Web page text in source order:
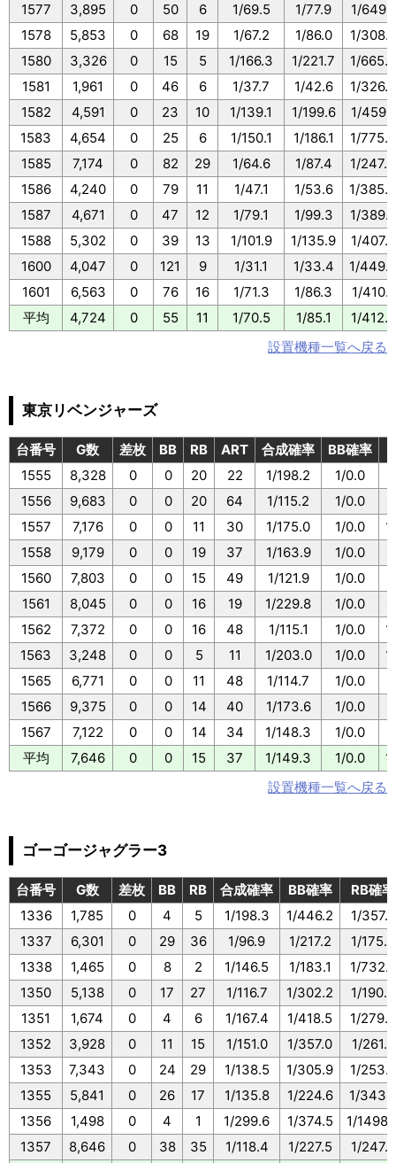
1577
3,895 0 50 6 1/69.5 1/77.9
1/649.1
1578
5,853 0 68 19 1/67.2 1/86.0
1/308.0
1580
3,326 0 15 5 1/166.3 1/221.7
1/665.2
1581
1,961 0 46 6 1/37.7 1/42.6
1/326.8
1582
4,591 0 23 10 1/139.1 1/199.6
1/459.1
1583
4,654 0 25 6 1/150.1 1/186.1
1/775.6
1585
7,174 0 82 29 1/64.6 1/87.4
1/247.3
1586
4,240 0 79 11 1/47.1 1/53.6
1/385.4
1587
4,671 0 47 12 1/79.1 1/99.3
1/389.2
1588
5,302 0 39 13 1/101.9 1/135.9
1/407.8
1600
4,047 0 121 9 1/31.1 1/33.4
1/449.6
1601
6,563 0 76 16 1/71.3 1/86.3
1/410.1
平均
4,724 0 55 11 1/70.5 1/85.1
1/412.0
設置機種一覧へ戻る
東京リベンジャーズ
台番号 G数 差枚 BB RB ART 合成確率 BB確率
1555
8,328 0 0 20 22 1/198.2 1/0.0
1556
9,683 0 0 20 64 1/115.2 1/0.0
1557
7,176 0 0 11 30 1/175.0 1/0.0
1558
9,179 0 0 19 37 1/163.9 1/0.0
1560
7,803 0 0 15 49 1/121.9 1/0.0
1561
8,045 0 0 16 19 1/229.8 1/0.0
1562
7,372 0 0 16 48 1/115.1 1/0.0
1563
3,248 0 0 5 11 1/203.0 1/0.0
1565
6,771 0 0 11 48 1/114.7 1/0.0
1566
9,375 0 0 14 40 1/173.6 1/0.0
1567
7,122 0 0 14 34 1/148.3 1/0.0
平均
7,646 0 0 15 37 1/149.3 1/0.0
設置機種一覧へ戻る
ゴーゴージャグラー3
台番号 G数 差枚 BB RB 合成確率 BB確率
RB確率
1336
1,785 0 4 5 1/198.3 1/446.2
1/357.0
1337
6,301 0 29 36 1/96.9 1/217.2
1/175.0
1338
1,465 0 8 2 1/146.5 1/183.1
1/732.5
1350
5,138 0 17 27 1/116.7 1/302.2
1/190.2
1351
1,674 0 4 6 1/167.4 1/418.5
1/279.0
1352
3,928 0 11 15 1/151.0 1/357.0
1/261.8
1353
7,343 0 24 29 1/138.5 1/305.9
1/253.2
1355
5,841 0 26 17 1/135.8 1/224.6
1/
1356
1,498 0 4 1 1/299.6 1/374.5
1/
1357
8,646 0 38 35 1/118.4 1/227.5
1/247.0